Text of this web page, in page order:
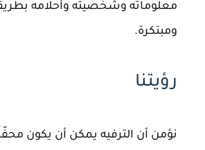
معلوماته وشخصيته وأحلامه
ومبتكرة.
رؤيتنا
نؤمن أن الترفيه يمكن أن يكون